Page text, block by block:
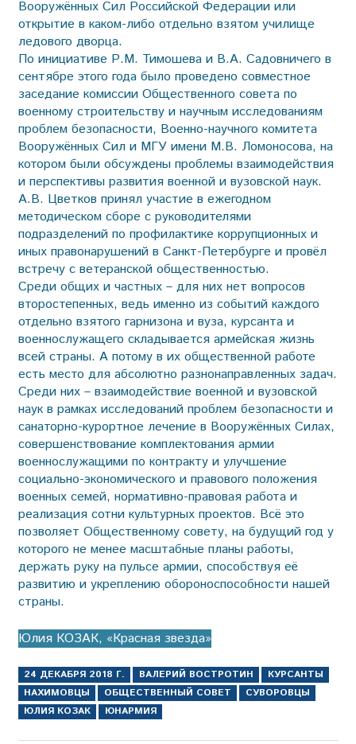
Вооружённых Сил Российской Федерации или
открытие в каком-либо отдельно взятом училище
ледового дворца.
По инициативе Р.М. Тимошева и В.А. Садовничего в
сентябре этого года было проведено совместное
заседание комиссии Общественного совета по
военному строительству и научным исследованиям
проблем безопасности, Военно-научного комитета
Вооружённых Сил и МГУ имени М.В. Ломоносова, на
котором были обсуждены проблемы взаимодействия
и перспективы развития военной и вузовской наук.
А.В. Цветков принял участие в ежегодном
методическом сборе с руководителями
подразделений по профилактике коррупционных и
иных правонарушений в Санкт-Петербурге и провёл
встречу с ветеранской общественностью.
Среди общих и частных – для них нет вопросов
второстепенных, ведь именно из событий каждого
отдельно взятого гарнизона и вуза, курсанта и
военнослужащего складывается армейская жизнь
всей страны. А потому в их общественной работе
есть место для абсолютно разнонаправленных задач.
Среди них – взаимодействие военной и вузовской
наук в рамках исследований проблем безопасности и
санаторно-курортное лечение в Вооружённых Силах,
совершенствование комплектования армии
военнослужащими по контракту и улучшение
социально-экономического и правового положения
военных семей, нормативно-правовая работа и
реализация сотни культурных проектов. Всё это
позволяет Общественному совету, на будущий год у
которого не менее масштабные планы работы,
держать руку на пульсе армии, способствуя её
развитию и укреплению обороноспособности нашей
страны.
Юлия КОЗАК, «Красная звезда»
24 ДЕКАБРЯ 2018 Г. ВАЛЕРИЙ ВОСТРОТИН
КУРСАНТЫ
НАХИМОВЦЫ
ОБЩЕСТВЕННЫЙ СОВЕТ
СУВОРОВЦЫ
ЮЛИЯ КОЗАК
ЮНАРМИЯ